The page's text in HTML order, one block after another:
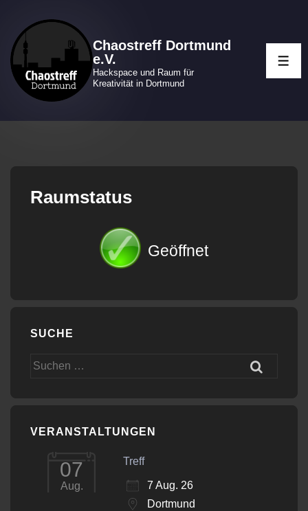
Inhalt
Chaostreff Dortmund
e.V.
Hackspace und Raum für
Kreativität in Dortmund
Raumstatus
Geöffnet
SUCHE
Suchen
VERANSTALTUNGEN
07
Aug.
Treff
7 Aug. 26
Dortmund